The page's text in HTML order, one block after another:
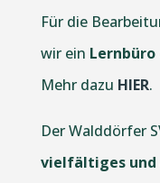
Für die
wir ein Lernbüro
Mehr dazu HIER.
Der Walddörfer
vielfältiges und